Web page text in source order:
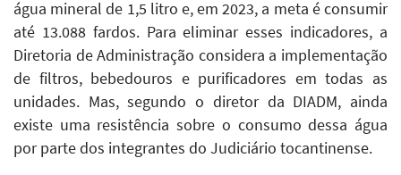
água mineral de 1,5 litro e, em 2023, a meta é consumir
até 13.088 fardos. Para eliminar esses indicadores, a
Diretoria de Administração considera a implementação
de filtros, bebedouros e purificadores em todas as
unidades. Mas, segundo o diretor da DIADM, ainda
existe uma resistência sobre o consumo dessa água
por parte dos integrantes do Judiciário tocantinense.